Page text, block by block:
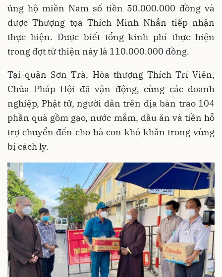
ủng hộ miền Nam số tiền 50.000.000 đồng và
được Thượng tọa Thích Minh Nhẫn tiếp nhận
thực hiện. Được biết tổng kinh phí thực hiện
trong đợt từ thiện này là 110.000.000 đồng.
Tại quận Sơn Trà, Hòa thượng Thích Trí Viên,
Chùa Pháp Hội đã vận động, cùng các doanh
nghiệp, Phật tử, người dân trên địa bàn trao 104
phần quà gồm gạo, nước mắm, dầu ăn và tiền hỗ
trợ chuyển đến cho bà con khó khăn trong vùng
bị cách ly.